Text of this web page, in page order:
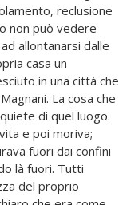
reclusione
non può vedere
allontanarsi dalle
casa un
in una città che
La cosa che
di quel luogo.
e poi moriva;
fuori dai confini
là fuori. Tutti
del proprio